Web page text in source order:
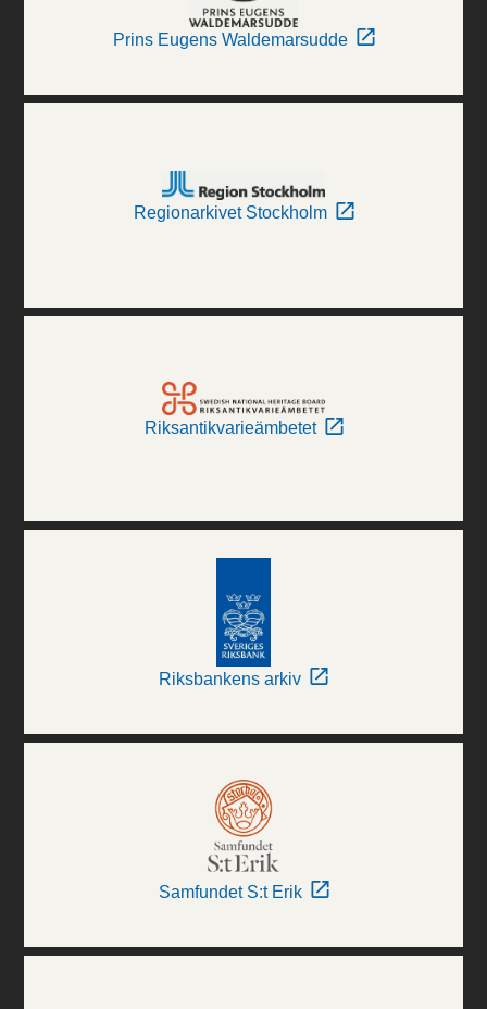
Prins Eugens Waldemarsudde
Regionarkivet Stockholm
Riksantikvarieämbetet
Riksbankens arkiv
Samfundet S:t Erik